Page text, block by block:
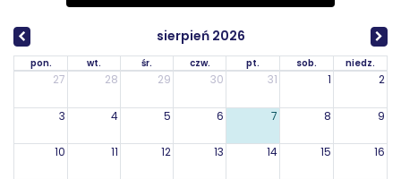
sierpień 2026
pon. wt. śr. czw. pt. sob. niedz.
27 28 29 30 31 1 2
3 4 5 6 7 8 9
10 11 12 13 14 15 16